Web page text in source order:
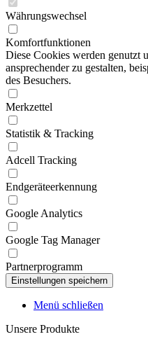
Währungswechsel
Komfortfunktionen
Diese Cookies werden genutzt
ansprechender zu gestalten,
des Besuchers.
Merkzettel
Statistik & Tracking
Adcell Tracking
Endgeräteerkennung
Google Analytics
Google Tag Manager
Partnerprogramm
Menü schließen
Unsere Produkte